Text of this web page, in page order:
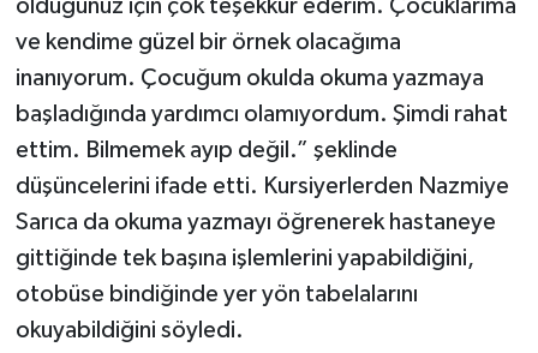
olduğunuz için çok teşekkür ederim. Çocuklarıma
ve kendime güzel bir örnek olacağıma
inanıyorum. Çocuğum okulda okuma yazmaya
başladığında yardımcı olamıyordum. Şimdi rahat
ettim. Bilmemek ayıp değil.” şeklinde
düşüncelerini ifade etti. Kursiyerlerden Nazmiye
Sarıca da okuma yazmayı öğrenerek hastaneye
gittiğinde tek başına işlemlerini yapabildiğini,
otobüse bindiğinde yer yön tabelalarını
okuyabildiğini söyledi.